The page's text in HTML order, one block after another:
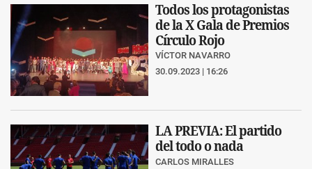
Todos los protagonistas
de la X Gala de Premios
Círculo Rojo
VÍCTOR NAVARRO
30.09.2023 | 16:26
LA PREVIA: El partido
del todo o nada
CARLOS MIRALLES